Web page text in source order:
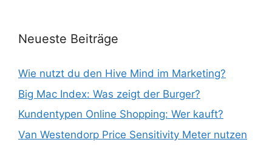
Neueste Beiträge
Wie nutzt du den Hive Mind im Marketing?
Big Mac Index: Was zeigt der Burger?
Kundentypen Online Shopping: Wer kauft?
Van Westendorp Price Sensitivity Meter nutzen